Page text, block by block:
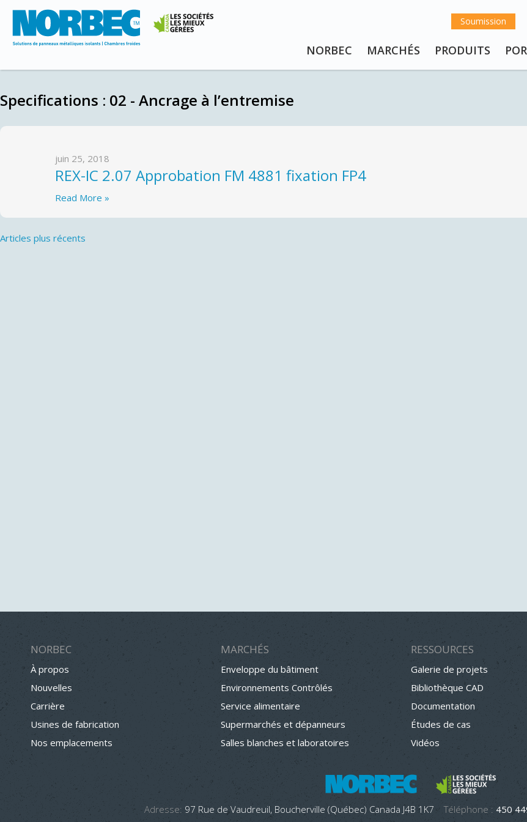
Soumission
NORBEC MARCHÉS PRODUITS
Specifications : 02 - Ancrage à l’entremise
juin 25, 2018
REX-IC 2.07 Approbation FM 4881 fixation FP4
Read More »
Navigation
Articles plus récents
NORBEC
À propos
Nouvelles
Carrière
Usines de fabrication
Nos emplacements
MARCHÉS
Enveloppe du bâtiment
Environnements Contrôlés
Service alimentaire
Supermarchés et dépanneurs
Salles blanches et laboratoires
RESSOURCES
Galerie de projets
Bibliothèque CAD
Documentation
Études de cas
Vidéos
Adresse: 97 Rue de Vaudreuil, Boucherville (Québec) Canada J4B 1K7 Téléphone : 450